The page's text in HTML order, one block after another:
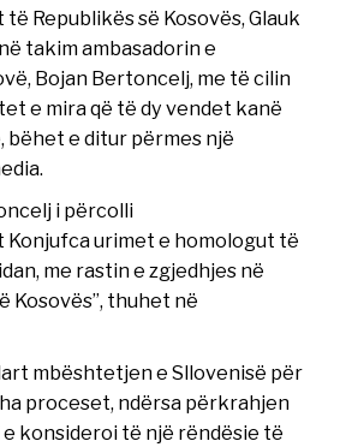
Republikës së Kosovës, Glauk
takim ambasadorin e
Bojan Bertoncelj, me të cilin
e mira që të dy vendet kanë
bëhet e ditur përmes një
i përcolli
urimet e homologut të
me rastin e zgjedhjes në
Kosovës”, thuhet në
mbështetjen e Sllovenisë për
proceset, ndërsa përkrahjen
e konsideroi të një rëndësie të